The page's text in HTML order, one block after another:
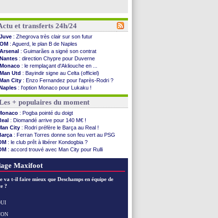
et transferts 24h/24
Juve : Zhegrova très clair sur son futur
OM : Aguerd, le plan B de Naples
Arsenal : Guimarães a signé son contrat
Nantes : direction Chypre pour Duverne
Monaco : le remplaçant d'Akliouche en ...
Man Utd : Bayindir signe au Celta (officiel)
City : Enzo Fernandez pour l'après-Rodri ?
: l'option Monaco pour Lukaku !
: Lucas Perri a été approché
PSG : le coach de l'Ajax insiste pour Godts
PSG: une 2e offre en préparation pour Godts
Francfort : Dina Ebimbe signe à Schalke (off.)
Strasbourg: Saïdou Sow prêté à Nantes (off.)
Monaco : Filipe Luis aimerait garder Balogun
Dortmund: Newcastle est prévenu pour Nmecha
Barça : première offre à 45 M€ pour Rodri ?
Argentine: le soutien très appuyé à Infantino
Barça: l'agent de Rodri confirme !
2030: Rubiales charge Infantino et ...
+ populaires du moment
: Pogba pointé du doigt
: Diomandé arrive pour 140 M€ !
City : Rodri préfère le Barça au Real !
: Ferran Torres donne son feu vert au PSG
: le club prêt à libérer Kondogbia ?
: accord trouvé avec Man City pour Rulli
: Luis Enrique satisfait malgré tout
Maxifoot
va t-il faire mieux que Deschamps en équipe de
?